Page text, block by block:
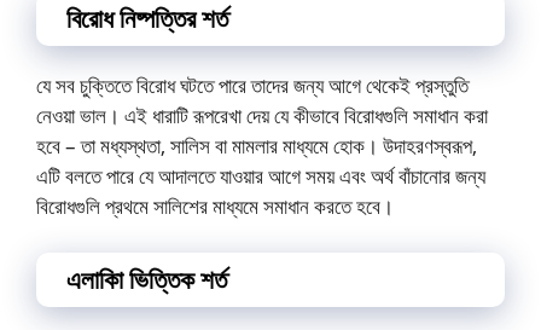
বিরোধ নিষ্পত্তির শর্ত
যে সব চুক্তিতে বিরোধ ঘটতে পারে তাদের জন্য আগে থেকেই প্রস্তুতি
নেওয়া ভাল। এই ধারাটি রূপরেখা দেয় যে কীভাবে বিরোধগুলি সমাধান করা
হবে – তা মধ্যস্থতা, সালিস বা মামলার মাধ্যমে হোক। উদাহরণস্বরূপ,
এটি বলতে পারে যে আদালতে যাওয়ার আগে সময় এবং অর্থ বাঁচানোর জন্য
বিরোধগুলি প্রথমে সালিশের মাধ্যমে সমাধান করতে হবে।
এলাকিা ভিত্তিক শর্ত